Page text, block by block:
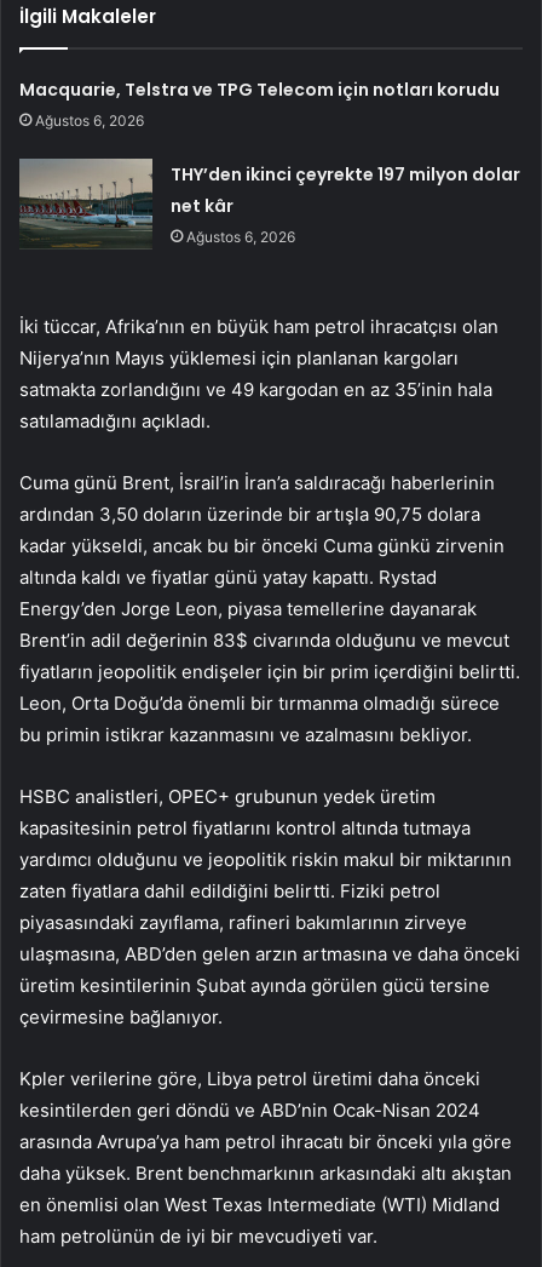
İlgili Makaleler
Macquarie, Telstra ve TPG Telecom için notları korudu
Ağustos 6, 2026
THY’den ikinci çeyrekte 197 milyon dolar
net kâr
Ağustos 6, 2026
İki tüccar, Afrika’nın en büyük ham petrol ihracatçısı olan
Nijerya’nın Mayıs yüklemesi için planlanan kargoları
satmakta zorlandığını ve 49 kargodan en az 35’inin hala
satılamadığını açıkladı.
Cuma günü Brent, İsrail’in İran’a saldıracağı haberlerinin
ardından 3,50 doların üzerinde bir artışla 90,75 dolara
kadar yükseldi, ancak bu bir önceki Cuma günkü zirvenin
altında kaldı ve fiyatlar günü yatay kapattı. Rystad
Energy’den Jorge Leon, piyasa temellerine dayanarak
Brent’in adil değerinin 83$ civarında olduğunu ve mevcut
fiyatların jeopolitik endişeler için bir prim içerdiğini belirtti.
Leon, Orta Doğu’da önemli bir tırmanma olmadığı sürece
bu primin istikrar kazanmasını ve azalmasını bekliyor.
HSBC analistleri, OPEC+ grubunun yedek üretim
kapasitesinin petrol fiyatlarını kontrol altında tutmaya
yardımcı olduğunu ve jeopolitik riskin makul bir miktarının
zaten fiyatlara dahil edildiğini belirtti. Fiziki petrol
piyasasındaki zayıflama, rafineri bakımlarının zirveye
ulaşmasına, ABD’den gelen arzın artmasına ve daha önceki
üretim kesintilerinin Şubat ayında görülen gücü tersine
çevirmesine bağlanıyor.
Kpler verilerine göre, Libya petrol üretimi daha önceki
kesintilerden geri döndü ve ABD’nin Ocak-Nisan 2024
arasında Avrupa’ya ham petrol ihracatı bir önceki yıla göre
daha yüksek. Brent benchmarkının arkasındaki altı akıştan
en önemlisi olan West Texas Intermediate (WTI) Midland
ham petrolünün de iyi bir mevcudiyeti var.